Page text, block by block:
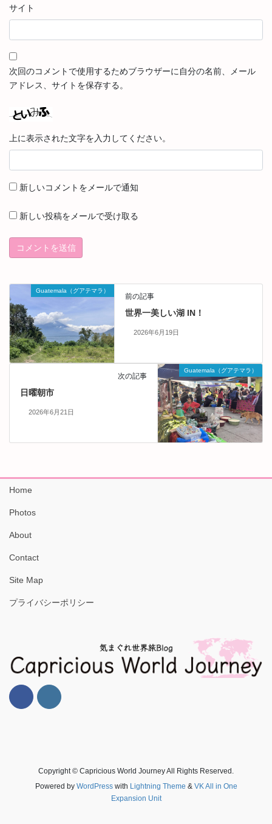
サイト
次回のコメントで使用するためブラウザーに自分の名前、メール
アドレス、サイトを保存する。
上に表示された文字を入力してください。
新しいコメントをメールで通知
新しい投稿をメールで受け取る
Guatemala（グアテマラ）
前の記事
世界一美しい湖 IN！
2026年6月19日
Guatemala（グアテマラ）
次の記事
日曜朝市
2026年6月21日
Home
Photos
About
Contact
Site Map
プライバシーポリシー
Copyright © Capricious World Journey All Rights Reserved.
Powered by WordPresswith Lightning Theme & VK All in One
Expansion Unit